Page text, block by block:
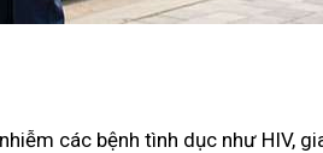
các bệnh tình dục như HIV,